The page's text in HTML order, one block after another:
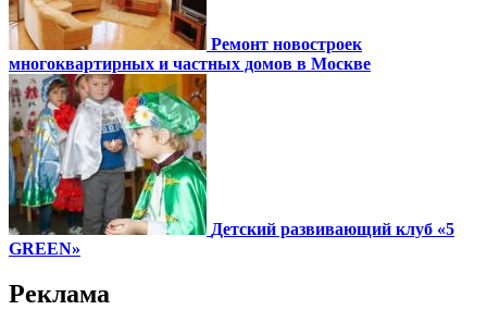
Ремонт новостроек
многоквартирных и частных домов в Москве
Детский развивающий клуб «5
GREEN»
Реклама